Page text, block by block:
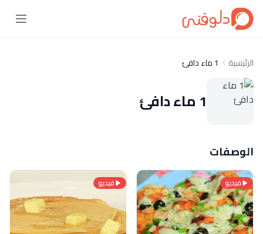
الرئيسية 1 ماء دافئ
1 ماء دافئ
الوصفات
فيديو فيديو